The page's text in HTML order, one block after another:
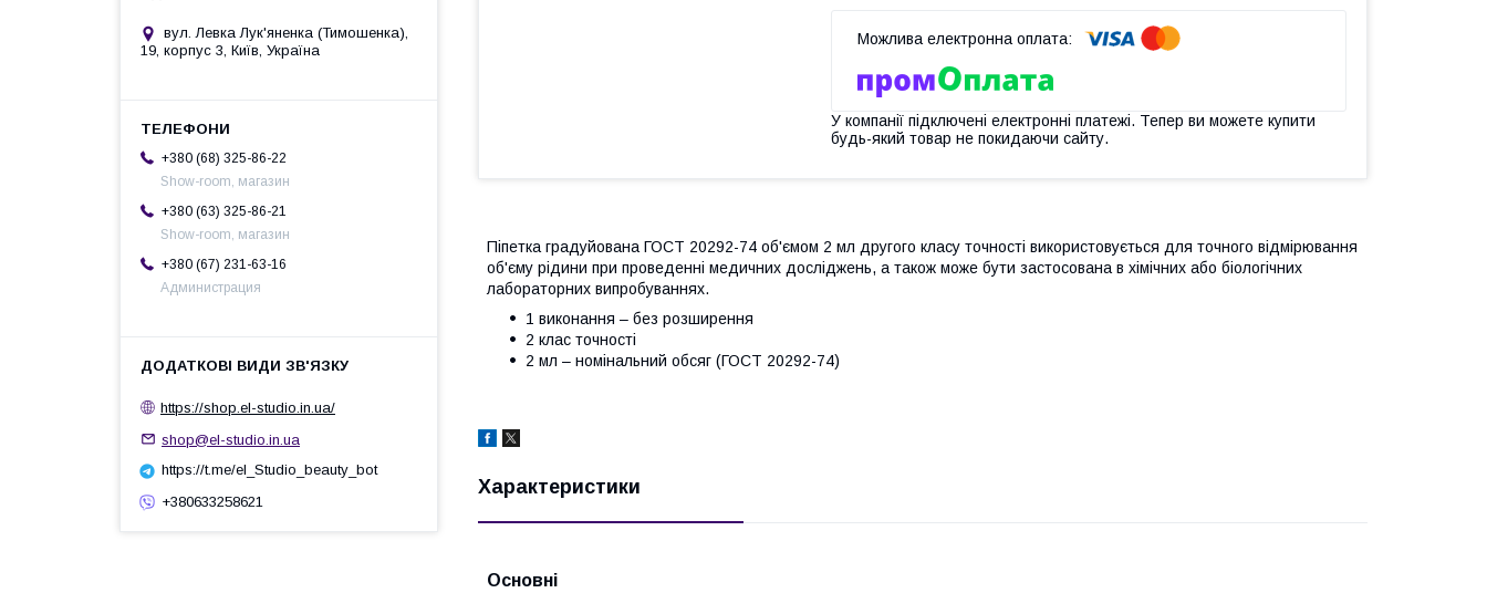
У компанії підключені електронні платежі. Тепер ви можете купити
будь-який товар не покидаючи сайту.
Піпетка градуйована ГОСТ 20292-74 об'ємом 2 мл другого класу точності використовується для точного відмірювання
об'єму рідини при проведенні медичних досліджень, а також може бути застосована в хімічних або біологічних
лабораторних випробуваннях.
1 виконання – без розширення
2 клас точності
2 мл – номінальний обсяг (ГОСТ 20292-74)
Характеристики
Основні
вул. Левка Лук'яненка (Тимошенка),
19, корпус 3, Київ, Україна
+380 (68) 325-86-22
Show-room, магазин
+380 (63) 325-86-21
Show-room, магазин
+380 (67) 231-63-16
Администрация
https://shop.el-studio.in.ua/
shop@el-studio.in.ua
https://t.me/el_Studio_beauty_bot
+380633258621